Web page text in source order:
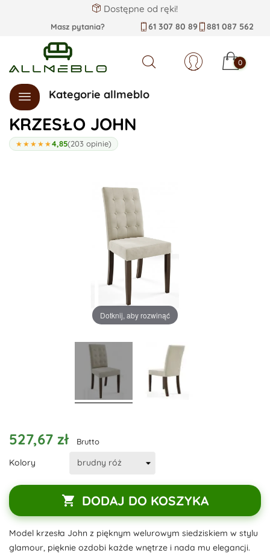
Dostępne od ręki!
Masz pytania? 61 307 80 89 881 087 562
Szukaj 0
Kategorie allmeblo
KRZESŁO JOHN
★★★★★4,85(203 opinie)
Dotknij, aby rozwinąć
527,67 zł Brutto
Kolory
 DODAJ DO KOSZYKA
Model krzesła John z pięknym welurowym siedziskiem w stylu
glamour, pięknie ozdobi każde wnętrze i nada mu elegancji.